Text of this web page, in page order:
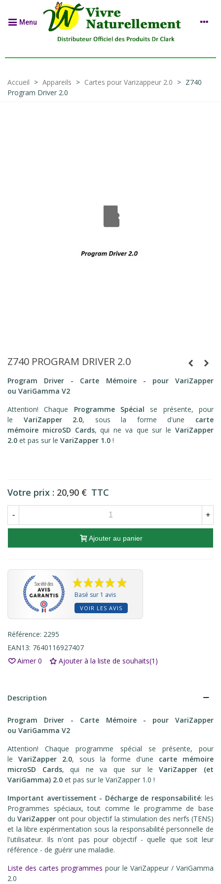
Menu
Accueil > Appareils > Cartes pour Varizappeur 2.0 > Z740
Program Driver 2.0
Z740 PROGRAM DRIVER 2.0
Program Driver - Carte Mémoire - pour VariZapper
ou VariGamma V2
Attention! Chaque Programme Spécial se présente, pour
le VariZapper 2.0, sous la forme d'une carte
mémoire microSD Cards, qui ne va que sur leVariZapper
2.0 et pas sur le VariZapper 1.0 !
Votre prix : 20,90 € TTC
- +
Ajouter au panier
Basé sur 1 avis
VOIR LES AVIS
Référence: 2295
EAN13: 7640116927407
Aimer 0 Ajouter à la liste de souhaits(1 )
Description
Program Driver - Carte Mémoire - pour VariZapper
ou VariGamma V2
Attention! Chaque programme spécial se présente, pour
le VariZapper 2.0, sous la forme d'une carte mémoire
microSD Cards, qui ne va que sur leVariZapper (et
VariGamma) 2.0 et pas sur le VariZapper 1.0 !
Important avertissement - Décharge de responsabilité: les
Programmes spéciaux, tout comme le programme de base
duVariZapper ont pour objectif la stimulation des nerfs (TENS)
et la libre expérimentation sous la responsabilité personnelle de
l'utilisateur. Ils n'ont pas pour objectif - quelle que soit leur
référence - de guérir une maladie.
Liste des cartes programmes pour le VariZappeur / VariGamma
2.0